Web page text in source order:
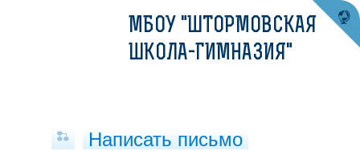
МБОУ "ШТОРМОВСКАЯ
ШКОЛА-ГИМНАЗИЯ"
Написать письмо